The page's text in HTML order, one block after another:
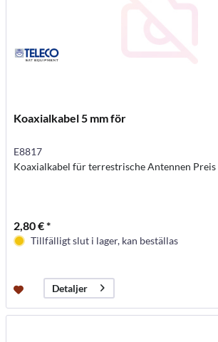
Koaxialkabel 5 mm för
E8817
Koaxialkabel für terrestrische Antennen
2,80 € *
Tillfälligt slut i lager, kan beställas
Detaljer